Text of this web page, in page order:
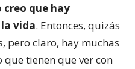
creo que hay
vida. Entonces, quizás
pero claro, hay muchas
tienen que ver con